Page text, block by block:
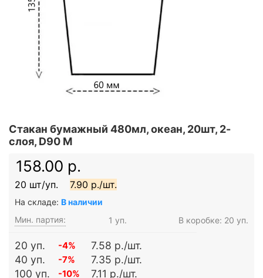
Стакан бумажный 480мл, океан, 20шт, 2-
слоя, D90 M
158.00 р.
20 шт/уп. 7.90 р./шт.
На складе: В наличии
Мин. партия:
1 уп. В коробке: 20 уп.
20 уп. -4%
7.58 р./шт.
40 уп.
-7%
7.35 р./шт.
100 уп.
-10%
7.11 р./шт.